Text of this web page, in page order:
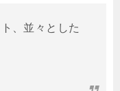
、並々とした